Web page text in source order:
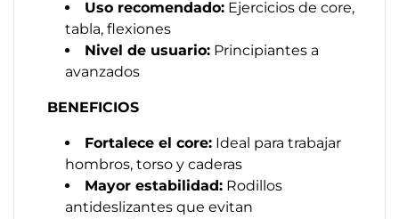
Uso recomendado: Ejercicios de core,
tabla, flexiones
Nivel de usuario: Principiantes a
avanzados
BENEFICIOS
Fortalece el core: Ideal para trabajar
hombros, torso y caderas
Mayor estabilidad: Rodillos
antideslizantes que evitan